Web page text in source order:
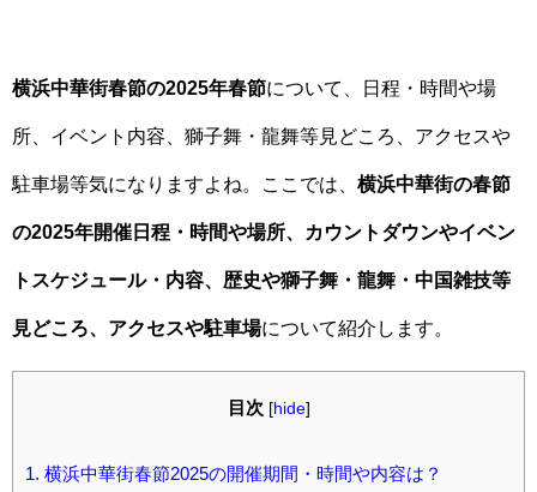
横浜中華街春節の2025年春節について、日程・時間や場
所、イベント内容、獅子舞・龍舞等見どころ、アクセスや
駐車場等気になりますよね。ここでは、 横浜中華街の春節
の2025年開催日程・時間や場所、カウントダウンやイベン
トスケジュール・内容、歴史や獅子舞・龍舞・中国雑技等
見どころ、アクセスや駐車場について紹介します。
目次 [hide]
1. 横浜中華街春節2025の開催期間・時間や内容は？